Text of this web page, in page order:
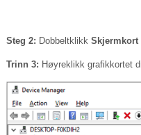
Steg 2: Dobbeltklikk Skjermkort
Trinn 3: Høyreklikk grafikkortet